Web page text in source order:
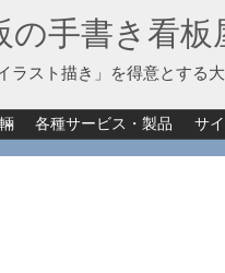
の手書き看板
ラスト描き」を得意とする
各種サービス・製品 サ